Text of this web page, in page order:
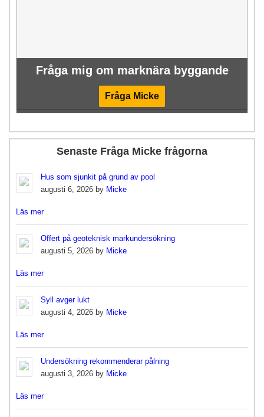
Fråga mig om marknära byggande
Fråga Micke
Senaste Fråga Micke frågorna
Hus som sjunkit på grund av pool
augusti 6, 2026 by Micke
Läs mer
Offert på geoteknisk markundersökning
augusti 5, 2026 by Micke
Läs mer
Syll avger lukt
augusti 4, 2026 by Micke
Läs mer
Undersökning rekommenderar pålning
augusti 3, 2026 by Micke
Läs mer